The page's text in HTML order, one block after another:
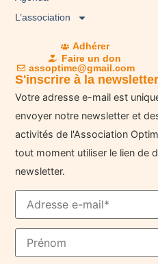
L’association
Adhérer
Faire un don
assoptime@gmail.com
S'inscrire à la
Votre adresse e-mail est
envoyer notre newsletter et
activités de l'Association
tout moment utiliser le lien de
newsletter.